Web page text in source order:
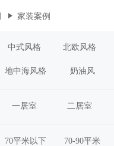
家装案例
中式风格 北欧风格
地中海风格 奶油风
一居室 二居室
70平米以下 70-90平米